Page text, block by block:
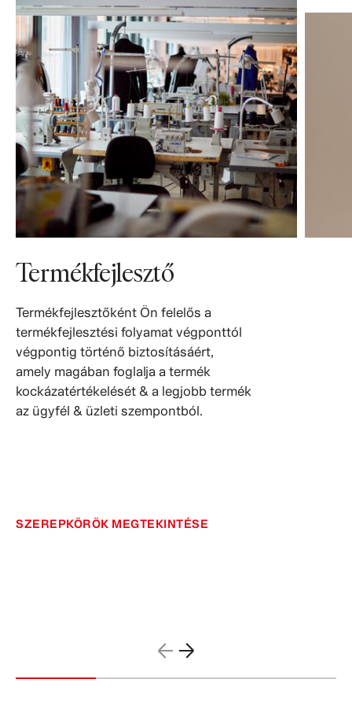
Termékfejlesztő
Termékfejlesztőként Ön felelős a
termékfejlesztési folyamat végponttól
végpontig történő biztosításáért,
amely magában foglalja a termék
kockázatértékelését & a legjobb termék
az ügyfél & üzleti szempontból.
SZEREPKÖRÖK MEGTEKINTÉSE